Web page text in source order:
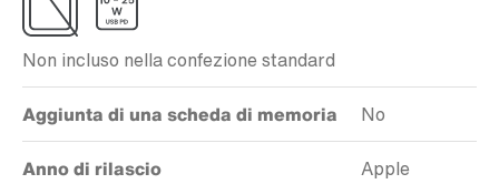
Non incluso nella confezione standard
Aggiunta di una scheda di memoria No
Anno di rilascio Apple